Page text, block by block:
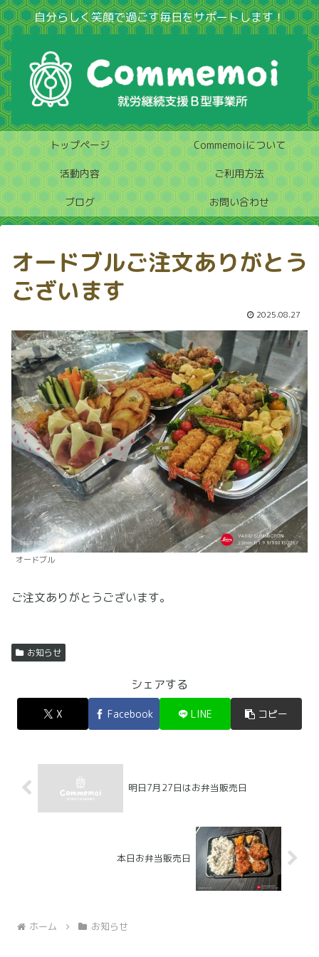
自分らしく笑顔で過ごす毎日をサポートします！
トップページ Commemoiについて
活動内容 ご利用方法
ブログ お問い合わせ
オードブルご注文ありがとう
ございます
2025.08.27
オードブル
ご注文ありがとうございます。
お知らせ
シェアする
X Facebook LINE コピー
明日7月27日はお弁当販売日
本日お弁当販売日
ホーム お知らせ